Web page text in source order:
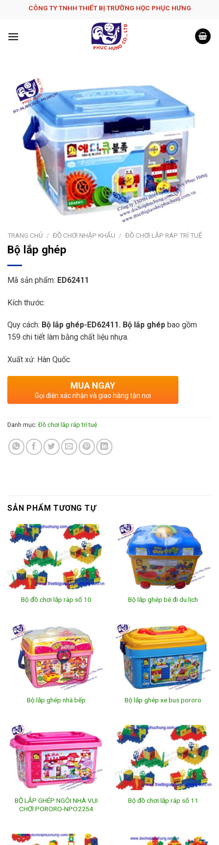
CÔNG TY TNHH THIẾT BỊ TRƯỜNG HỌC PHỤC H­ƯNG
TRANG CHỦ / ĐỒ CHƠI NHẬP KHẨU / ĐỒ CHƠI LẮP RÁP TRÍ TUỆ
Bộ lắp ghép
Mã sản phẩm: ED62411
Kích thước:
Quy cách: Bộ lắp ghép-ED62411. Bộ lắp ghép bao gồm
159 chi tiết làm bằng chất liệu nhựa.
Xuất xứ: Hàn Quốc.
MUA NGAY
Gọi điện xác nhận và giao hàng tận nơi
Danh mục: Đồ chơi lắp ráp trí tuệ
SẢN PHẨM TƯƠNG TỰ
Bộ đồ chơi lắp ráp số 10 Bộ lắp ghép bé đi du lịch
Bộ lắp ghép nhà bếp Bộ lắp ghép xe bus pororo
BỘ LẮP GHÉP NGÔI NHÀ VUI
CHƠI PORORO-NPO2254
Bộ đồ chơi lắp ráp số 11